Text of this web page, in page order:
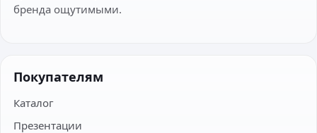
бренда ощутимыми.
Покупателям
Каталог
Презентации